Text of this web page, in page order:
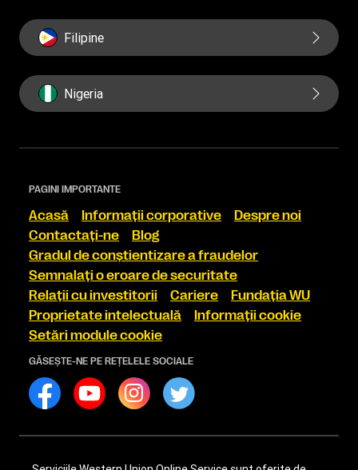
Filipine
Nigeria
PAGINI IMPORTANTE
Acasă Informaţii corporative
Despre noi
Contactaţi-ne
Blog
Gradul de conştientizare a fraudelor
Semnalaţi o eroare de securitate
Relaţii cu investitorii
Cariere
Fundaţia WU
Proprietate intelectuală
Informaţii cookie
Setări module cookie
GĂSEŞTE-NE PE REŢELELE SOCIALE